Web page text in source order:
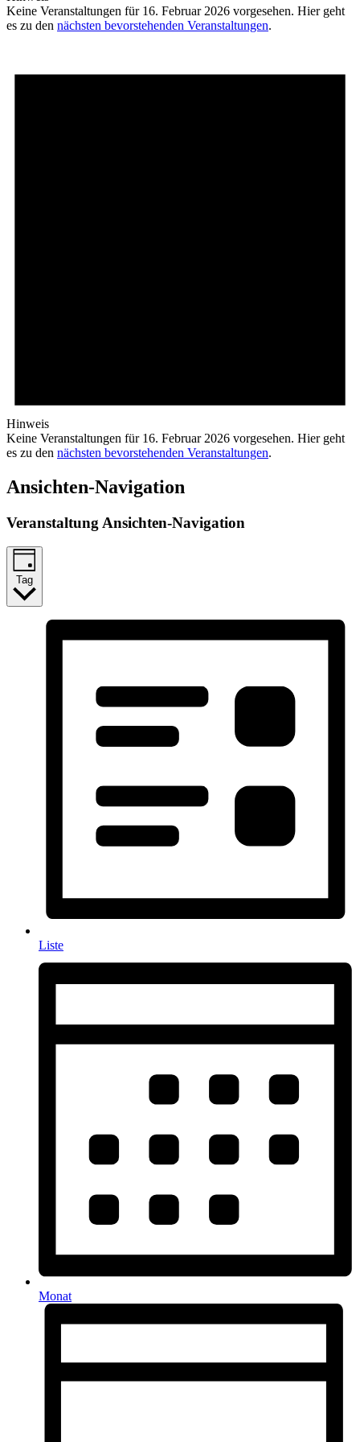
Keine Veranstaltungen für 16. Februar 2026 vorgesehen. Hier geht
es zu den nächsten bevorstehenden Veranstaltungen.
Hinweis
Keine Veranstaltungen für 16. Februar 2026 vorgesehen. Hier geht
es zu den nächsten bevorstehenden Veranstaltungen.
Ansichten-Navigation
Veranstaltung Ansichten-Navigation
Tag
Liste
Monat